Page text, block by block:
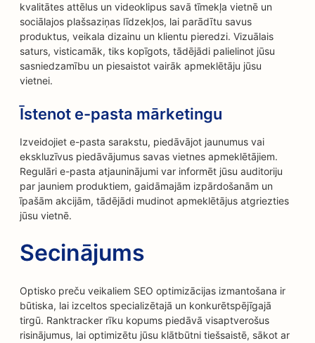
kvalitātes attēlus un videoklipus savā tīmekļa vietnē un
sociālajos plašsaziņas līdzekļos, lai parādītu savus
produktus, veikala dizainu un klientu pieredzi. Vizuālais
saturs, visticamāk, tiks kopīgots, tādējādi palielinot jūsu
sasniedzamību un piesaistot vairāk apmeklētāju jūsu
vietnei.
Īstenot e-pasta mārketingu
Izveidojiet e-pasta sarakstu, piedāvājot jaunumus vai
ekskluzīvus piedāvājumus savas vietnes apmeklētājiem.
Regulāri e-pasta atjauninājumi var informēt jūsu auditoriju
par jauniem produktiem, gaidāmajām izpārdošanām un
īpašām akcijām, tādējādi mudinot apmeklētājus atgriezties
jūsu vietnē.
Secinājums
Optisko preču veikaliem SEO optimizācijas izmantošana ir
būtiska, lai izceltos specializētajā un konkurētspējīgajā
tirgū. Ranktracker rīku kopums piedāvā visaptverošus
risinājumus, lai optimizētu jūsu klātbūtni tiešsaistē, sākot ar